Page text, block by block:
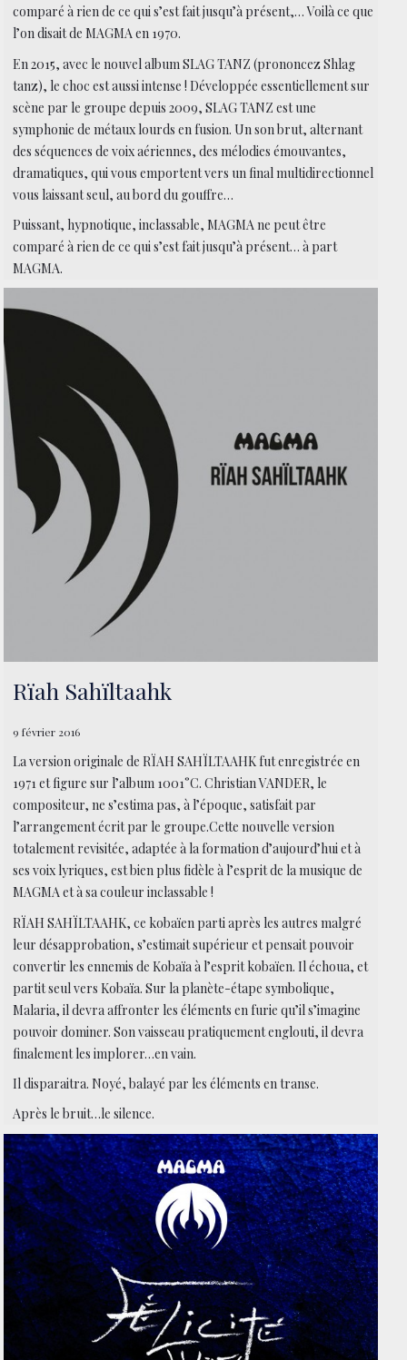
comparé à rien de ce qui s’est fait jusqu’à présent,… Voilà ce que
l’on disait de MAGMA en 1970.
En 2015, avec le nouvel album SLAG TANZ (prononcez Shlag
tanz), le choc est aussi intense ! Développée essentiellement sur
scène par le groupe depuis 2009, SLAG TANZ est une
symphonie de métaux lourds en fusion. Un son brut, alternant
des séquences de voix aériennes, des mélodies émouvantes,
dramatiques, qui vous emportent vers un final multidirectionnel
vous laissant seul, au bord du gouffre…
Puissant, hypnotique, inclassable, MAGMA ne peut être
comparé à rien de ce qui s’est fait jusqu’à présent… à part
MAGMA.
Rïah Sahïltaahk
9 février 2016
La version originale de RÏAH SAHÏLTAAHK fut enregistrée en
1971 et figure sur l’album 1001°C. Christian VANDER, le
compositeur, ne s’estima pas, à l’époque, satisfait par
l’arrangement écrit par le groupe.Cette nouvelle version
totalement revisitée, adaptée à la formation d’aujourd’hui et à
ses voix lyriques, est bien plus fidèle à l’esprit de la musique de
MAGMA et à sa couleur inclassable !
RÏAH SAHÏLTAAHK, ce kobaïen parti après les autres malgré
leur désapprobation, s’estimait supérieur et pensait pouvoir
convertir les ennemis de Kobaïa à l’esprit kobaïen. Il échoua, et
partit seul vers Kobaïa. Sur la planète-étape symbolique,
Malaria, il devra affronter les éléments en furie qu’il s’imagine
pouvoir dominer. Son vaisseau pratiquement englouti, il devra
finalement les implorer…en vain.
Il disparaitra. Noyé, balayé par les éléments en transe.
Après le bruit…le silence.